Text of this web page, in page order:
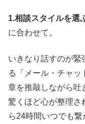
1.相談スタイルを選
に合わせて。
いきなり話すのが緊
る「メール・チャッ
章を推敲しながら吐
驚くほど心が整理さ
ら24時間いつでも繋